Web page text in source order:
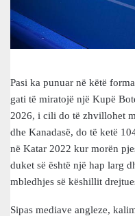
Pasi ka punuar në këtë
gati të miratojë një Kupë
2026, i cili do të zhvillohet
dhe Kanadasë, do të ketë
në Katar 2022 kur morën
duket së është një hap larg
mbledhjes së këshillit
Sipas mediave angleze,